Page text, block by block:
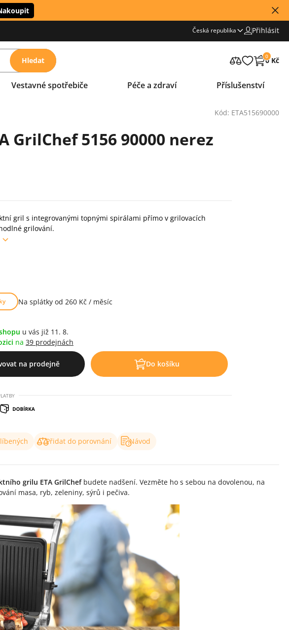
Česká republika Přihlásit
Hledat 0
0 Kč
Vestavné spotřebiče Péče a zdraví Příslušenství
Kód: ETA515690000
GrilChef 5156 90000 nerez
5 (146 recenzí)
gril s integrovanými topnými spirálami přímo v grilovacích
grilování.
Na splátky od 260 Kč / měsíc
u vás již 11. 8.
na 39 prodejnách
na prodejně Do košíku
Přidat do porovnání
Návod
grilu ETA GrilChefbudete nadšení. Vezměte ho s sebou na dovolenou, na
masa, ryb, zeleniny, sýrů i pečiva.